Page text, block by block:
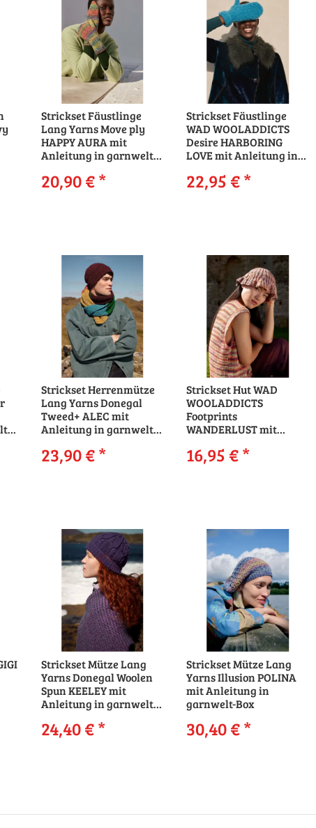
Strickset Fäustlinge
Lang Yarns Move ply
HAPPY AURA mit
Anleitung in garnwelt-
20,90 €*
Strickset Fäustlinge
WAD WOOLADDICTS
Desire HARBORING
LOVE mit Anleitung in
22,95 €*
Strickset Herrenmütze
Lang Yarns Donegal
Tweed+ ALEC mit
Anleitung in garnwelt-
23,90 €*
Strickset Hut WAD
WOOLADDICTS
Footprints
WANDERLUST mit
Box
16,95 €*
Strickset Mütze Lang
Yarns Donegal Woolen
Spun KEELEY mit
Anleitung in garnwelt-
24,40 €*
Strickset Mütze Lang
Yarns Illusion POLINA
mit Anleitung in
garnwelt-Box
30,40 €*